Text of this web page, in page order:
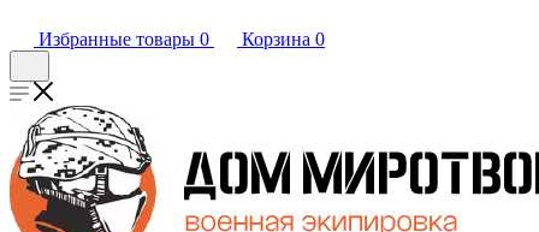
Избранные товары 0 Корзина 0